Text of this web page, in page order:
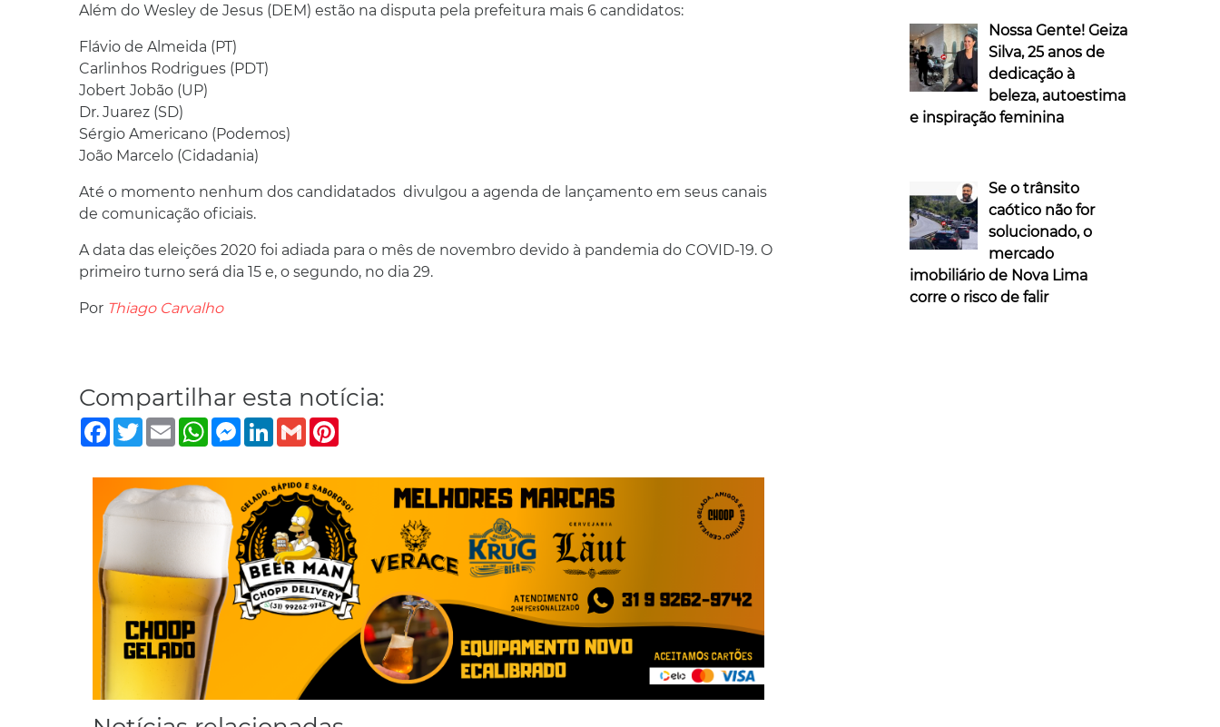
Além do Wesley de Jesus (DEM) estão na disputa pela prefeitura mais 6 candidatos:
Flávio de Almeida (PT)
Carlinhos Rodrigues (PDT)
Jobert Jobão (UP)
Dr. Juarez (SD)
Sérgio Americano (Podemos)
João Marcelo (Cidadania)
Até o momento nenhum dos candidatados divulgou a agenda de lançamento em seus canais
de comunicação oficiais.
A data das eleições 2020 foi adiada para o mês de novembro devido à pandemia do COVID-19. O
primeiro turno será dia 15 e, o segundo, no dia 29.
Por Thiago Carvalho
Compartilhar esta notícia:
Facebook
TwitterEmailWhatsApp
Messenger
LinkedIn
Gmail
Nossa Gente! Geiza
Silva, 25 anos de
dedicação à
beleza, autoestima
e inspiração feminina
Se o trânsito
caótico não for
solucionado, o
mercado
imobiliário de Nova Lima
corre o risco de falir